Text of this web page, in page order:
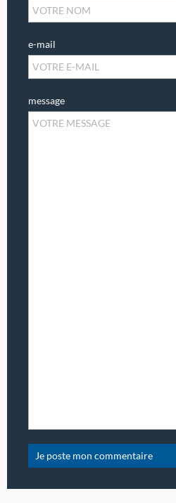
e-mail
message